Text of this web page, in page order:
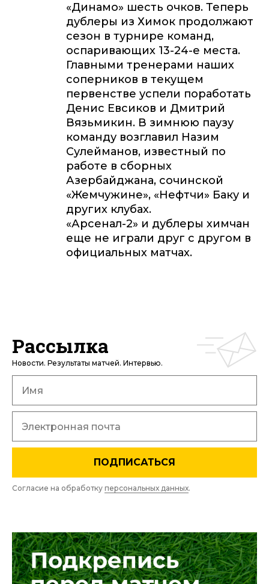
«Динамо» шесть очков. Теперь
дублеры из Химок продолжают
сезон в турнире команд,
оспаривающих 13-24-е места.
Главными тренерами наших
соперников в текущем
первенстве успели поработать
Денис Евсиков и Дмитрий
Вязьмикин. В зимнюю паузу
команду возглавил Назим
Сулейманов, известный по
работе в сборных
Азербайджана, сочинской
«Жемчужине», «Нефтчи» Баку и
других клубах.
«Арсенал-2» и дублеры химчан
еще не играли друг с другом в
официальных матчах.
Рассылка
Новости. Результаты матчей. Интервью.
ПОДПИСАТЬСЯ
Согласие на обработку персональных данных.